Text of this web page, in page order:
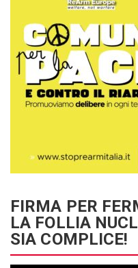
FIRMA PER
LA FOLLIA
SIA COMPLICE!